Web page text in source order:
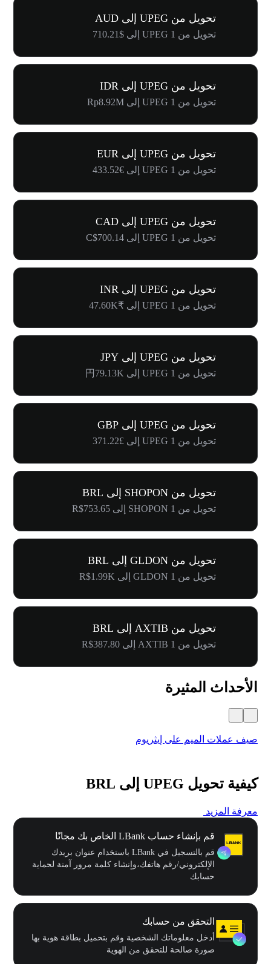
تحويل من UPEG إلى AUD
تحويل من 1 UPEG إلى $710.21
تحويل من UPEG إلى IDR
تحويل من 1 UPEG إلى Rp8.92M
تحويل من UPEG إلى EUR
تحويل من 1 UPEG إلى €433.52
تحويل من UPEG إلى CAD
تحويل من 1 UPEG إلى C$700.14
تحويل من UPEG إلى INR
تحويل من 1 UPEG إلى ₹47.60K
تحويل من UPEG إلى JPY
تحويل من 1 UPEG إلى 円79.13K
تحويل من UPEG إلى GBP
تحويل من 1 UPEG إلى £371.22
تحويل من SHOPON إلى BRL
تحويل من 1 SHOPON إلى R$753.65
تحويل من GLDON إلى BRL
تحويل من 1 GLDON إلى R$1.99K
تحويل من AXTIB إلى BRL
تحويل من 1 AXTIB إلى R$387.80
الأحداث المثيرة
صيف عملات الميم على إيثريوم
كيفية تحويل UPEG إلى BRL
معرفة المزيد
قم بإنشاء حساب LBank الخاص بك مجانًا
قم بالتسجيل في LBank باستخدام عنوان بريدك
الإلكتروني/رقم هاتفك،وإنشاء كلمة مرور آمنة لحماية
حسابك
التحقق من حسابك
أدخل معلوماتك الشخصية وقم بتحميل بطاقة هوية بها
صورة صالحة للتحقق من الهوية